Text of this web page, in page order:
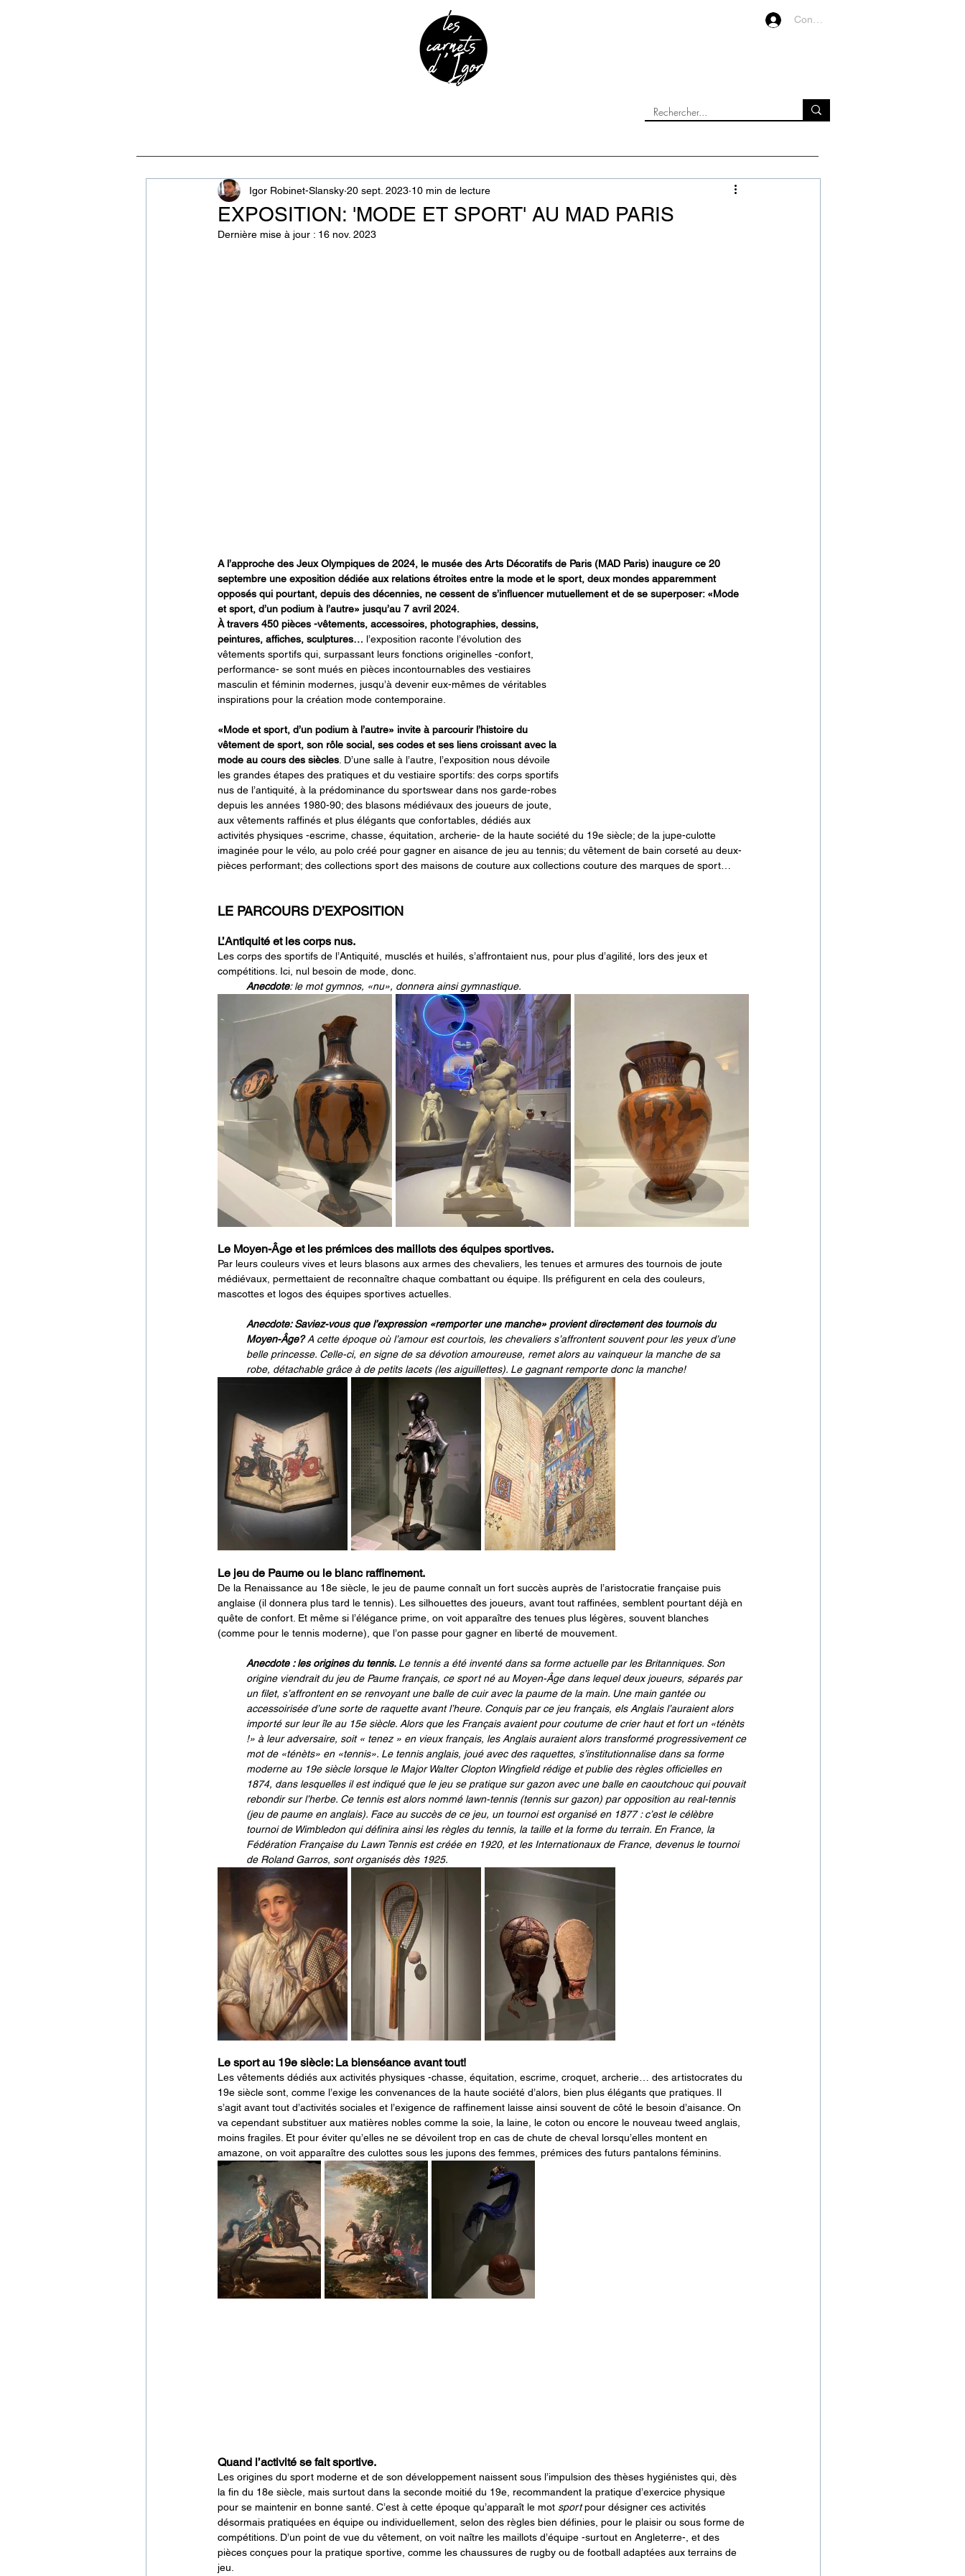
Connexion
EXPOSITION: 'MODE ET SPORT' AU MAD PARIS
Igor Robinet-Slansky 20 sept. 2023 10 min de lecture
Dernière mise à jour : 16 nov. 2023
A l’approche des Jeux Olympiques de 2024, le musée des Arts Décoratifs de Paris (MAD Paris) inaugure ce 20
septembre une exposition dédiée aux relations étroites entre la mode et le sport, deux mondes apparemment
opposés qui pourtant, depuis des décennies, ne cessent de s’influencer mutuellement et de se superposer: «Mode
et sport, d’un podium à l’autre» jusqu’au 7 avril 2024.
À travers 450 pièces -vêtements, accessoires, photographies, dessins,
peintures, affiches, sculptures… l’exposition raconte l’évolution des
vêtements sportifs qui, surpassant leurs fonctions originelles -confort,
performance- se sont mués en pièces incontournables des vestiaires
masculin et féminin modernes, jusqu’à devenir eux-mêmes de véritables
inspirations pour la création mode contemporaine.
«Mode et sport, d’un podium à l’autre» invite à parcourir l’histoire du
vêtement de sport, son rôle social, ses codes et ses liens croissant avec la
mode au cours des siècles. D’une salle à l’autre, l’exposition nous dévoile
les grandes étapes des pratiques et du vestiaire sportifs: des corps sportifs
nus de l’antiquité, à la prédominance du sportswear dans nos garde-robes
depuis les années 1980-90; des blasons médiévaux des joueurs de joute,
aux vêtements raffinés et plus élégants que confortables, dédiés aux
activités physiques -escrime, chasse, équitation, archerie- de la haute société du 19e siècle; de la jupe-culotte
imaginée pour le vélo, au polo créé pour gagner en aisance de jeu au tennis; du vêtement de bain corseté au deux-
pièces performant; des collections sport des maisons de couture aux collections couture des marques de sport…
LE PARCOURS D’EXPOSITION
L’Antiquité et les corps nus.
Les corps des sportifs de l’Antiquité, musclés et huilés, s’affrontaient nus, pour plus d’agilité, lors des jeux et
compétitions. Ici, nul besoin de mode, donc.
Anecdote: le mot gymnos, «nu», donnera ainsi gymnastique.
Le Moyen-Âge et les prémices des maillots des équipes sportives.
Par leurs couleurs vives et leurs blasons aux armes des chevaliers, les tenues et armures des tournois de joute
médiévaux, permettaient de reconnaître chaque combattant ou équipe. Ils préfigurent en cela des couleurs,
mascottes et logos des équipes sportives actuelles.
Anecdote: Saviez-vous que l’expression «remporter une manche» provient directement des tournois du
Moyen-Âge? A cette époque où l’amour est courtois, les chevaliers s’affrontent souvent pour les yeux d’une
belle princesse. Celle-ci, en signe de sa dévotion amoureuse, remet alors au vainqueur la manche de sa
robe, détachable grâce à de petits lacets (les aiguillettes). Le gagnant remporte donc la manche!
Le jeu de Paume ou le blanc raffinement.
De la Renaissance au 18e siècle, le jeu de paume connaît un fort succès auprès de l’aristocratie française puis
anglaise (il donnera plus tard le tennis). Les silhouettes des joueurs, avant tout raffinées, semblent pourtant déjà en
quête de confort. Et même si l’élégance prime, on voit apparaître des tenues plus légères, souvent blanches
(comme pour le tennis moderne), que l’on passe pour gagner en liberté de mouvement.
Anecdote : les origines du tennis. Le tennis a été inventé dans sa forme actuelle par les Britanniques. Son
origine viendrait du jeu de Paume français, ce sport né au Moyen-Âge dans lequel deux joueurs, séparés par
un filet, s’affrontent en se renvoyant une balle de cuir avec la paume de la main. Une main gantée ou
accessoirisée d’une sorte de raquette avant l’heure. Conquis par ce jeu français, els Anglais l’auraient alors
importé sur leur île au 15e siècle. Alors que les Français avaient pour coutume de crier haut et fort un «ténèts
!» à leur adversaire, soit « tenez » en vieux français, les Anglais auraient alors transformé progressivement ce
mot de «ténèts» en «tennis». Le tennis anglais, joué avec des raquettes, s’institutionnalise dans sa forme
moderne au 19e siècle lorsque le Major Walter Clopton Wingfield rédige et publie des règles officielles en
1874, dans lesquelles il est indiqué que le jeu se pratique sur gazon avec une balle en caoutchouc qui pouvait
rebondir sur l’herbe. Ce tennis est alors nommé lawn-tennis (tennis sur gazon) par opposition au real-tennis
(jeu de paume en anglais). Face au succès de ce jeu, un tournoi est organisé en 1877 : c’est le célèbre
tournoi de Wimbledon qui définira ainsi les règles du tennis, la taille et la forme du terrain. En France, la
Fédération Française du Lawn Tennis est créée en 1920, et les Internationaux de France, devenus le tournoi
de Roland Garros, sont organisés dès 1925.
Le sport au 19e siècle: La bienséance avant tout!
Les vêtements dédiés aux activités physiques -chasse, équitation, escrime, croquet, archerie… des artistocrates du
19e siècle sont, comme l’exige les convenances de la haute société d’alors, bien plus élégants que pratiques. Il
s’agit avant tout d’activités sociales et l’exigence de raffinement laisse ainsi souvent de côté le besoin d’aisance. On
va cependant substituer aux matières nobles comme la soie, la laine, le coton ou encore le nouveau tweed anglais,
moins fragiles. Et pour éviter qu’elles ne se dévoilent trop en cas de chute de cheval lorsqu’elles montent en
amazone, on voit apparaître des culottes sous les jupons des femmes, prémices des futurs pantalons féminins.
Quand l’activité se fait sportive.
Les origines du sport moderne et de son développement naissent sous l’impulsion des thèses hygiénistes qui, dès
la fin du 18e siècle, mais surtout dans la seconde moitié du 19e, recommandent la pratique d’exercice physique
pour se maintenir en bonne santé. C’est à cette époque qu’apparaît le mot sport pour désigner ces activités
désormais pratiquées en équipe ou individuellement, selon des règles bien définies, pour le plaisir ou sous forme de
compétitions. D’un point de vue du vêtement, on voit naître les maillots d’équipe -surtout en Angleterre-, et des
pièces conçues pour la pratique sportive, comme les chaussures de rugby ou de football adaptées aux terrains de
jeu.